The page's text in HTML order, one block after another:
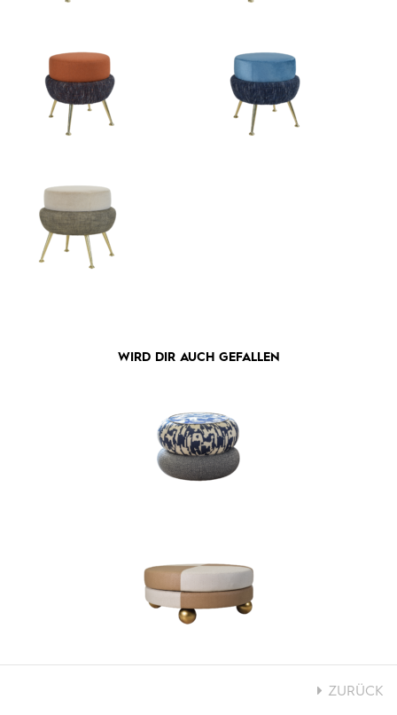
WIRD DIR AUCH GEFALLEN
ZURÜCK